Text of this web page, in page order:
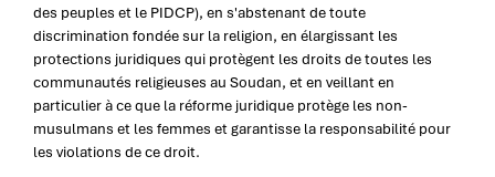
des peuples et le PIDCP), en s'abstenant de toute
discrimination fondée sur la religion, en élargissant les
protections juridiques qui protègent les droits de toutes les
communautés religieuses au Soudan, et en veillant en
particulier à ce que la réforme juridique protège les non-
musulmans et les femmes et garantisse la responsabilité pour
les violations de ce droit.